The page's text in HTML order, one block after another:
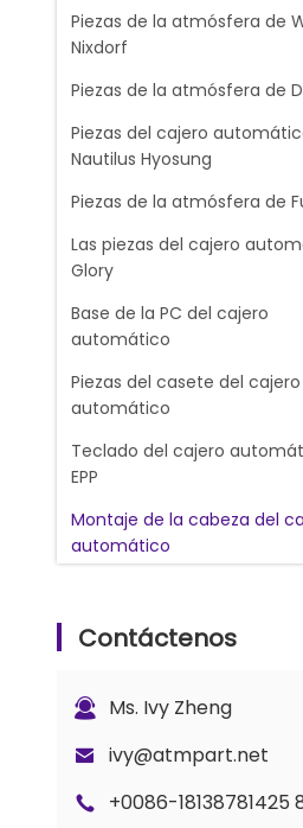
Piezas de la atmósfera de
Nixdorf
Piezas de la atmósfera de
Piezas del cajero
Nautilus Hyosung
Piezas de la atmósfera de
Las piezas del cajero
Glory
Base de la PC del cajero
automático
Piezas del casete del cajero
automático
Teclado del cajero
EPP
Montaje de la cabeza del
automático
CINTAS DE LA TINTA DE
DEL RECIBO
Máquina del cambio de
Contáctenos
Ms. Ivy Zheng
ivy@atmpart.net